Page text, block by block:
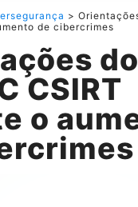
>
de cibercrimes
do
CSIRT
o